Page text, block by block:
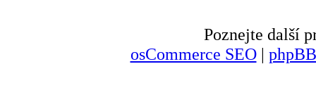
Poznejte další
osCommerce SEO|